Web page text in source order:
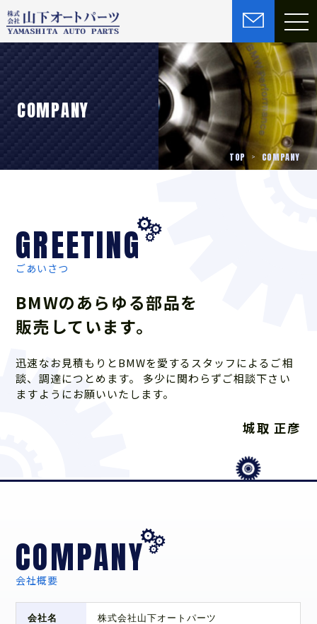
COMPANY
TOP COMPANY
GREETING
ごあいさつ
BMWのあらゆる部品を
販売しています。
迅速なお見積もりとBMWを愛するスタッフによるご相
談、調達につとめます。 多少に関わらずご相談下さい
ますようにお願いいたします。
城取 正彦
COMPANY
会社概要
会社名 株式会社山下オートパーツ